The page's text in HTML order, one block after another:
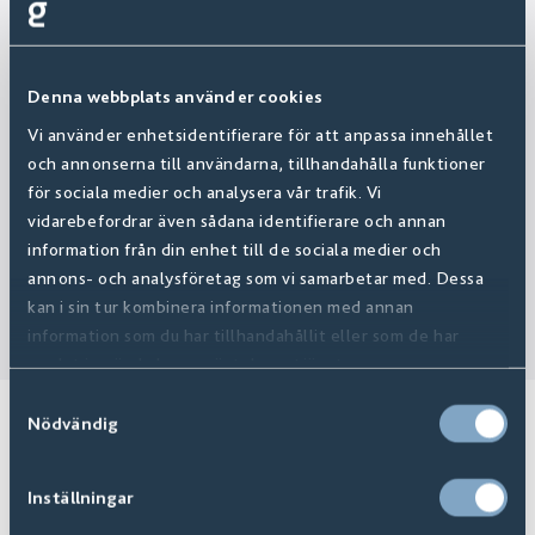
Denna webbplats använder cookies
Vi använder enhetsidentifierare för att anpassa innehållet
och annonserna till användarna, tillhandahålla funktioner
för sociala medier och analysera vår trafik. Vi
vidarebefordrar även sådana identifierare och annan
information från din enhet till de sociala medier och
annons- och analysföretag som vi samarbetar med. Dessa
kan i sin tur kombinera informationen med annan
information som du har tillhandahållit eller som de har
samlat in när du har använt deras tjänster.
Nödvändig
Inställningar
KAKEL & KLINKER
Byta golv i huset, sätta kökskakel eller renovera
badrummet? Vi har kakel och klinker som passar till